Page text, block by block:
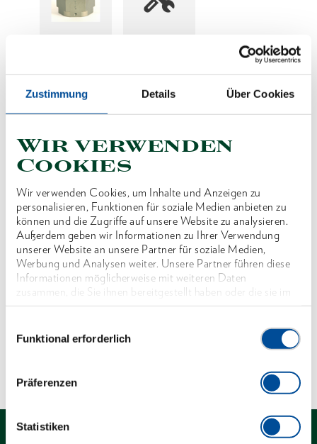
Zustimmung Details Über Cookies
Wir verwenden
Cookies
Wir verwenden Cookies, um Inhalte und Anzeigen zu
personalisieren, Funktionen für soziale Medien anbieten zu
können und die Zugriffe auf unsere Website zu analysieren.
Außerdem geben wir Informationen zu Ihrer Verwendung
unserer Website an unsere Partner für soziale Medien,
Werbung und Analysen weiter. Unsere Partner führen diese
Informationen möglicherweise mit weiteren Daten
zusammen, die Sie ihnen bereitgestellt haben oder die sie im
Rahmen Ihrer Nutzung der Dienste gesammelt haben. Unsere
Funktional erforderlich
Präferenzen
Statistiken
Produktlinie
Produktbeschreibung
Reduzierung der SW für Wechselkassette Typ
WK12 - 70
Abmessungen und Gewichte
Lieferumfang